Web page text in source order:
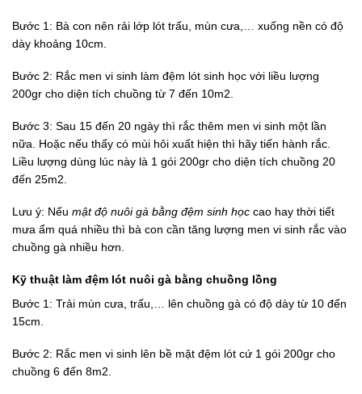
Bước 1: Bà con nên rải lớp lót trấu, mùn cưa,… xuống nền có độ
dày khoảng 10cm.
Bước 2: Rắc men vi sinh làm đệm lót sinh học với liều lượng
200gr cho diện tích chuồng từ 7 đến 10m2.
Bước 3: Sau 15 đến 20 ngày thì rắc thêm men vi sinh một lần
nữa. Hoặc nếu thấy có mùi hôi xuất hiện thì hãy tiến hành rắc.
Liều lượng dùng lúc này là 1 gói 200gr cho diện tích chuồng 20
đến 25m2.
Lưu ý: Nếu mật độ nuôi gà bằng đệm sinh học cao hay thời tiết
mưa ẩm quá nhiều thì bà con cần tăng lượng men vi sinh rắc vào
chuồng gà nhiều hơn.
Kỹ thuật làm đệm lót nuôi gà bằng chuồng lồng
Bước 1: Trải mùn cưa, trấu,… lên chuồng gà có độ dày từ 10 đến
15cm.
Bước 2: Rắc men vi sinh lên bề mặt đệm lót cứ 1 gói 200gr cho
chuồng 6 đến 8m2.